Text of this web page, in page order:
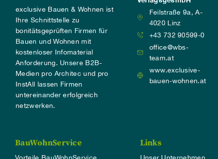
exclusive Bauen & Wohnen ist
Ihre Schnittstelle zu
bonitätsgeprüften Firmen für
Bauen und Wohnen mit
kostenloser Infomaterial
Anforderung. Unsere B2B-
Medien pro Architec und pro
InstAll lassen Firmen
untereinander erfolgreich
netzwerken.
Feilstraße 9a, A-
4020 Linz
+43 732 90599-0
office@wbs-
team.at
www.exclusive-
bauen-wohnen.at
BauWohnService Links